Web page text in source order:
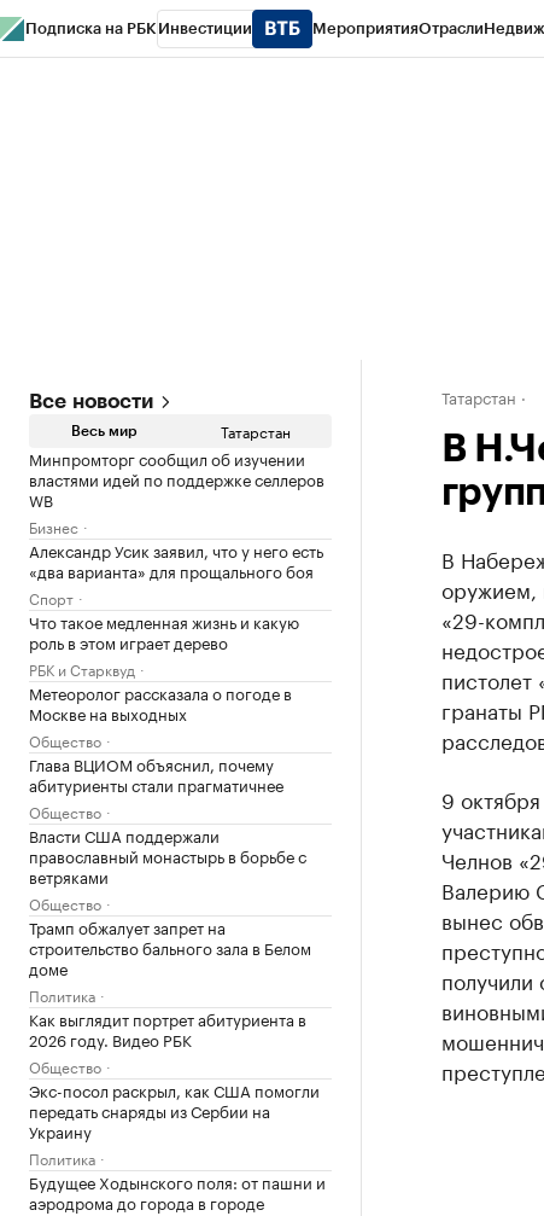
Подписка на РБК Инвестиции МероприятияОтрасли
Все новости
Весь мир Татарстан
Минпромторг сообщил об изучении
властями идей по поддержке селлеров
WB
Бизнес
Александр Усик заявил, что у него есть
«два варианта» для прощального боя
Спорт
Что такое медленная жизнь и какую
роль в этом играет дерево
РБК и Старквуд
Метеоролог рассказала о погоде в
Москве на выходных
Общество
Глава ВЦИОМ объяснил, почему
абитуриенты стали прагматичнее
Общество
Власти США поддержали
православный монастырь в борьбе с
ветряками
Общество
Трамп обжалует запрет на
строительство бального зала в Белом
доме
Политика
Как выглядит портрет абитуриента в
2026 году. Видео РБК
Общество
Экс-посол раскрыл, как США помогли
передать снаряды из Сербии на
Украину
Политика
Будущее Ходынского поля: от пашни и
аэродрома до города в городе
Татарстан
В
В
оружием,
«29-
гранаты
9
Челнов
Валерию
вынес